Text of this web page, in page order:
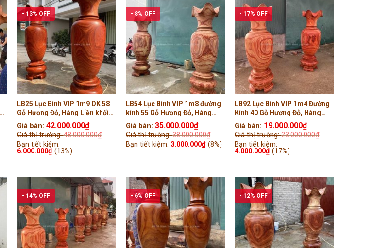
- 13% OFF
LB25 Lục Bình VIP 1m9 DK 58
Gỗ Hương Đỏ, Hàng Liền khối
Tiện Tay ( Anh Báo , Quảng
Ninh )
Giá bán: 42.000.000₫
Giá thị trường:48.000.000₫
Bạn tiết kiệm:
6.000.000₫ (13%)
- 8% OFF
LB54 Lục Bình VIP 1m8 đường
kính 55 Gỗ Hương Đỏ, Hàng
Liền khối Tiện Tay ( bác Tiến,
Sài Gòn )
Giá bán:35.000.000₫
Giá thị trường:38.000.000₫
Bạn tiết kiệm: 3.000.000₫ (8%)
- 17% OFF
LB92 Lục Bình VIP 1m4 Đường
Kính 40 Gỗ Hương Đỏ, Hàng
Liền khối Tiện Tay ( Anh Thanh,
Đà Nẵng )
Giá bán: 19.000.000₫
Giá thị trường:23.000.000₫
Bạn tiết kiệm:
4.000.000₫ (17%)
- 14% OFF - 6% OFF - 12% OFF